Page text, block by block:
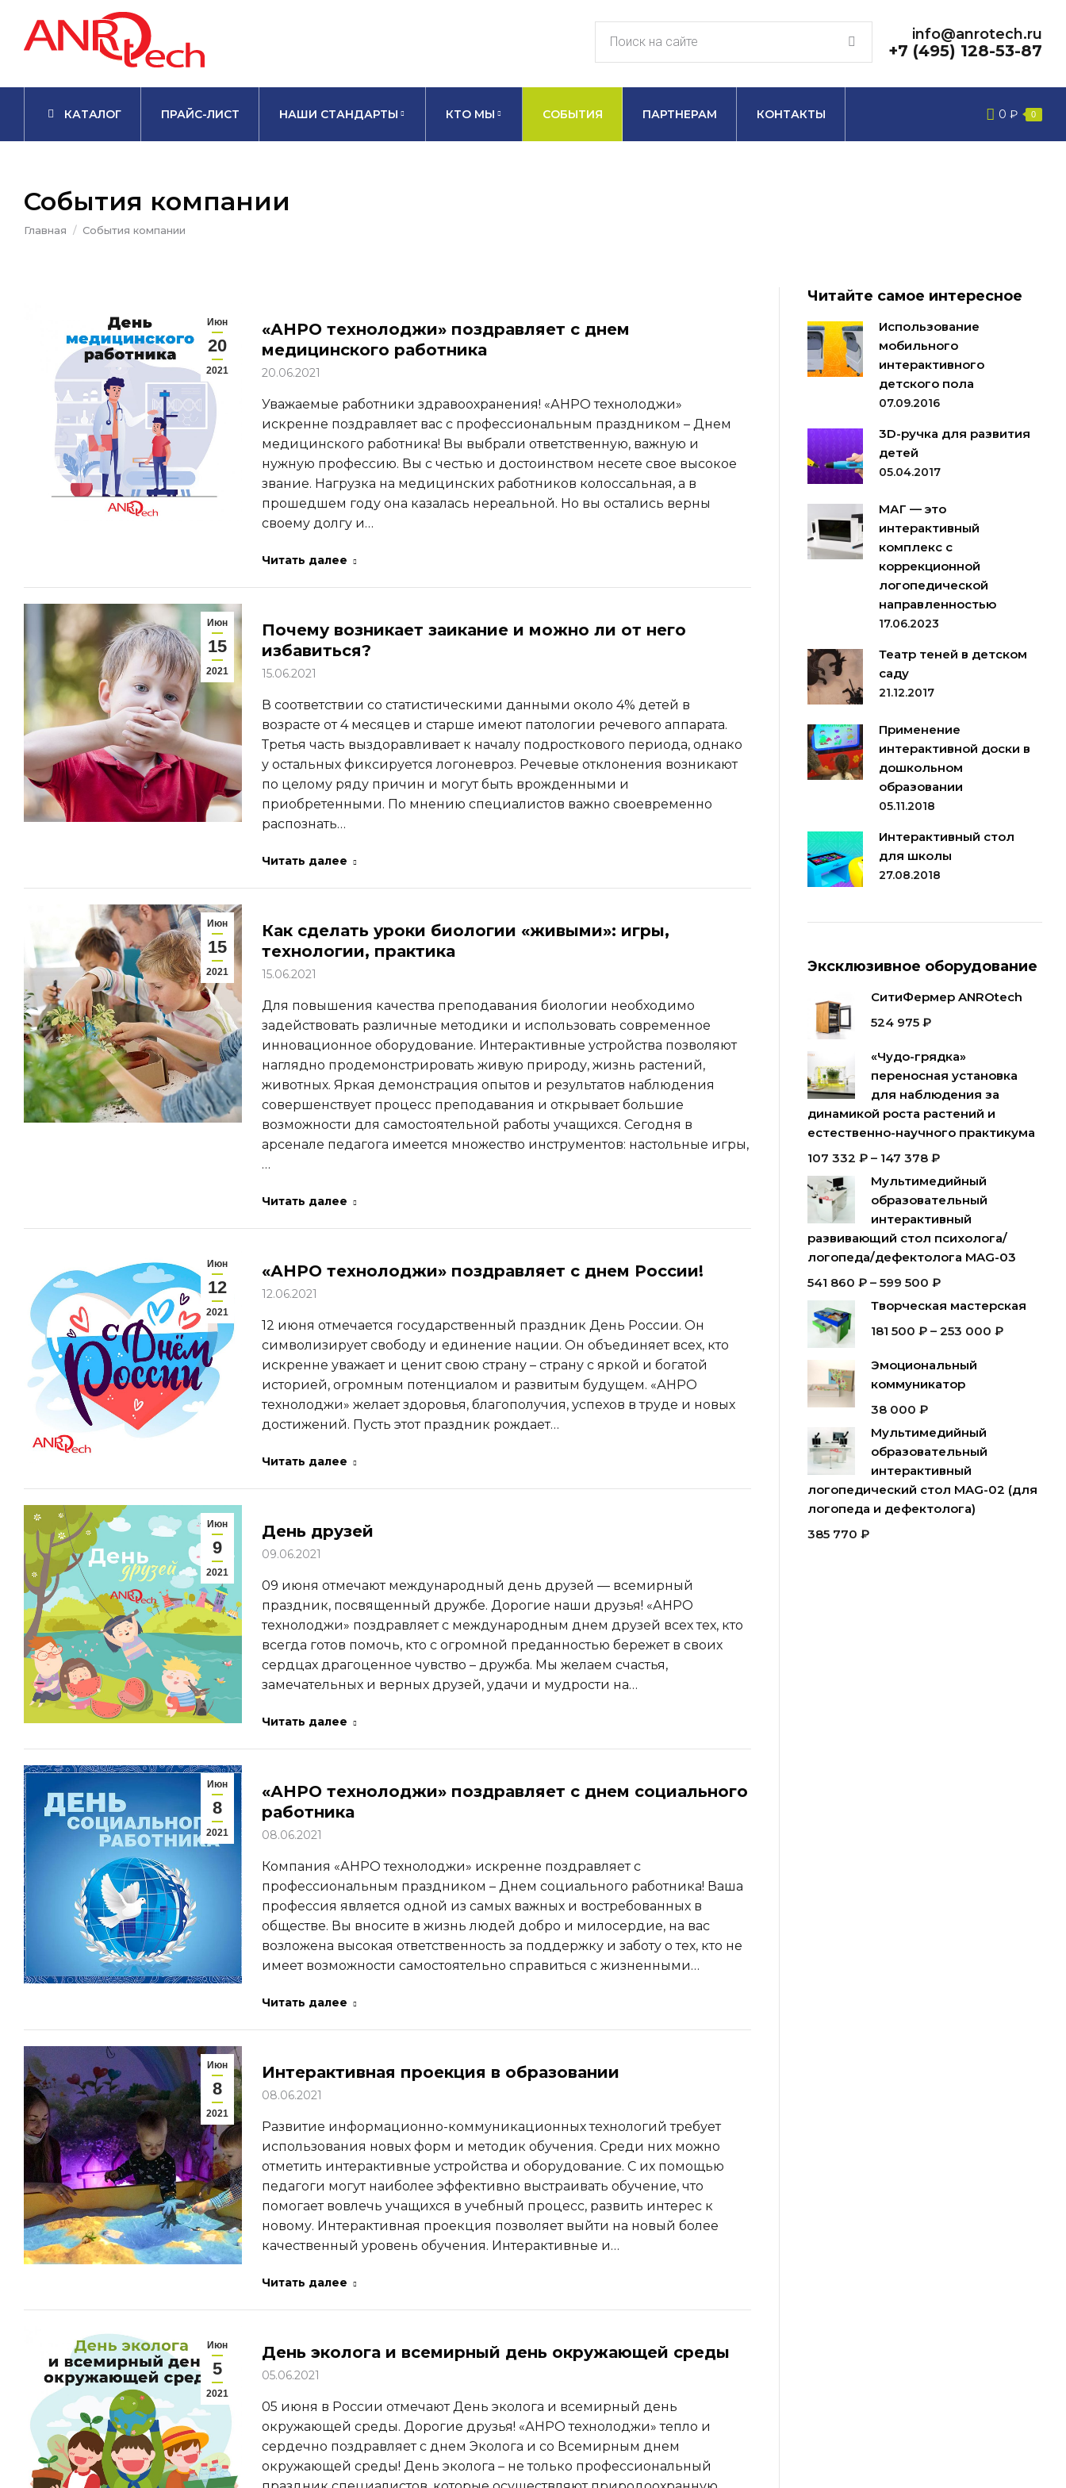
info@anrotech.ru
+7 (495) 128-53-87
КАТАЛОГ ПРАЙС-ЛИСТ НАШИ СТАНДАРТЫ КТО МЫ СОБЫТИЯ ПАРТНЕРАМ КОНТАКТЫ 0 ₽ 0
События компании
Вы здесь:
Главная События компании
Июн
20
2021
«АНРО технолоджи» поздравляет с днем
медицинского работника
20.06.2021
Уважаемые работники здравоохранения! «АНРО технолоджи»
искренне поздравляет вас с профессиональным праздником – Днем
медицинского работника! Вы выбрали ответственную, важную и
нужную профессию. Вы с честью и достоинством несете свое высокое
звание. Нагрузка на медицинских работников колоссальная, а в
прошедшем году она казалась нереальной. Но вы остались верны
своему долгу и…
Читать далее
Июн
15
2021
Почему возникает заикание и можно ли от него
избавиться?
15.06.2021
В соответствии со статистическими данными около 4% детей в
возрасте от 4 месяцев и старше имеют патологии речевого аппарата.
Третья часть выздоравливает к началу подросткового периода, однако
у остальных фиксируется логоневроз. Речевые отклонения возникают
по целому ряду причин и могут быть врожденными и
приобретенными. По мнению специалистов важно своевременно
распознать…
Читать далее
Июн
15
2021
Как сделать уроки биологии «живыми»: игры,
технологии, практика
15.06.2021
Для повышения качества преподавания биологии необходимо
задействовать различные методики и использовать современное
инновационное оборудование. Интерактивные устройства позволяют
наглядно продемонстрировать живую природу, жизнь растений,
животных. Яркая демонстрация опытов и результатов наблюдения
совершенствует процесс преподавания и открывает большие
возможности для самостоятельной работы учащихся. Сегодня в
арсенале педагога имеется множество инструментов: настольные игры,
…
Читать далее
Июн
12
2021
«АНРО технолоджи» поздравляет с днем России!
12.06.2021
12 июня отмечается государственный праздник День России. Он
символизирует свободу и единение нации. Он объединяет всех, кто
искренне уважает и ценит свою страну – страну с яркой и богатой
историей, огромным потенциалом и развитым будущем. «АНРО
технолоджи» желает здоровья, благополучия, успехов в труде и новых
достижений. Пусть этот праздник рождает…
Читать далее
Июн
9
2021
День друзей
09.06.2021
09 июня отмечают международный день друзей — всемирный
праздник, посвященный дружбе. Дорогие наши друзья! «АНРО
технолоджи» поздравляет с международным днем друзей всех тех, кто
всегда готов помочь, кто с огромной преданностью бережет в своих
сердцах драгоценное чувство – дружба. Мы желаем счастья,
замечательных и верных друзей, удачи и мудрости на…
Читать далее
Июн
8
2021
«АНРО технолоджи» поздравляет с днем социального
работника
08.06.2021
Компания «АНРО технолоджи» искренне поздравляет с
профессиональным праздником – Днем социального работника! Ваша
профессия является одной из самых важных и востребованных в
обществе. Вы вносите в жизнь людей добро и милосердие, на вас
возложена высокая ответственность за поддержку и заботу о тех, кто не
имеет возможности самостоятельно справиться с жизненными…
Читать далее
Июн
8
2021
Интерактивная проекция в образовании
08.06.2021
Развитие информационно-коммуникационных технологий требует
использования новых форм и методик обучения. Среди них можно
отметить интерактивные устройства и оборудование. С их помощью
педагоги могут наиболее эффективно выстраивать обучение, что
помогает вовлечь учащихся в учебный процесс, развить интерес к
новому. Интерактивная проекция позволяет выйти на новый более
качественный уровень обучения. Интерактивные и…
Читать далее
Июн
5
2021
День эколога и всемирный день окружающей среды
05.06.2021
05 июня в России отмечают День эколога и всемирный день
окружающей среды. Дорогие друзья! «АНРО технолоджи» тепло и
сердечно поздравляет с днем Эколога и со Всемирным днем
окружающей среды! День эколога – не только профессиональный
Читайте самое интересное
Использование
мобильного
интерактивного
детского пола
07.09.2016
3D-ручка для развития
детей
05.04.2017
МАГ — это
интерактивный
комплекс с
коррекционной
логопедической
направленностью
17.06.2023
Театр теней в детском
саду
21.12.2017
Применение
интерактивной доски в
дошкольном
образовании
05.11.2018
Интерактивный стол
для школы
27.08.2018
Эксклюзивное оборудование
СитиФермер ANROtech
524 975 ₽
«Чудо-грядка»
переносная установка
для наблюдения за
динамикой роста растений и
естественно-научного практикума
107 332 ₽– 147 378 ₽
Мультимедийный
образовательный
интерактивный
развивающий стол психолога/
логопеда/дефектолога MAG-03
541 860 ₽– 599 500 ₽
Творческая мастерская
181 500 ₽– 253 000 ₽
Эмоциональный
коммуникатор
38 000 ₽
Мультимедийный
образовательный
интерактивный
логопедический стол MAG-02 (для
логопеда и дефектолога)
385 770 ₽